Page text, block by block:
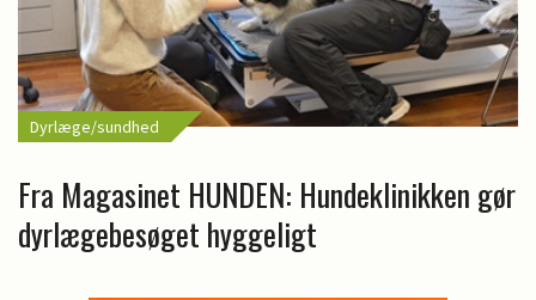
Dyrlæge/sundhed
Fra Magasinet HUNDEN: Hundeklinikken gør
dyrlægebesøget hyggeligt